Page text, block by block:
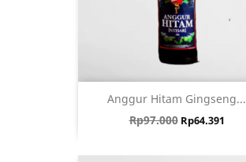
Anggur Hitam Gingseng...
Harga biasa
Rp97.000 Harga
Rp64.391